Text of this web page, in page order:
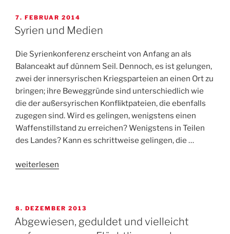
VERÖFFENTLICHT
AM
7. FEBRUAR 2014
Syrien und Medien
Die Syrienkonferenz erscheint von Anfang an als
Balanceakt auf dünnem Seil. Dennoch, es ist gelungen,
zwei der innersyrischen Kriegsparteien an einen Ort zu
bringen; ihre Beweggründe sind unterschiedlich wie
die der außersyrischen Konfliktpateien, die ebenfalls
zugegen sind. Wird es gelingen, wenigstens einen
Waffenstillstand zu erreichen? Wenigstens in Teilen
des Landes? Kann es schrittweise gelingen, die …
„Syrien
weiterlesen
VERÖFFENTLICHT
AM
8. DEZEMBER 2013
Abgewiesen, geduldet und vielleicht